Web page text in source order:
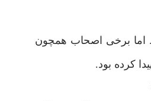
اما برخى اصحاب همچون
كرده بود.